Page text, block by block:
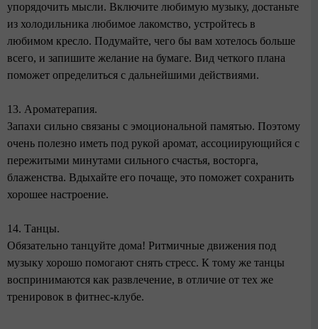
упорядочить мысли. Включите любимую музыку, достаньте
из холодильника любимое лакомство, устройтесь в
любимом кресло. Подумайте, чего бы вам хотелось больше
всего, и запишите желание на бумаге. Вид четкого плана
поможет определиться с дальнейшими действиями.
13. Ароматерапия.
Запахи сильно связаны с эмоциональной памятью. Поэтому
очень полезно иметь под рукой аромат, ассоциирующийся с
пережитыми минутами сильного счастья, восторга,
блаженства. Вдыхайте его почаще, это поможет сохранить
хорошее настроение.
14. Танцы.
Обязательно танцуйте дома! Ритмичные движения под
музыку хорошо помогают снять стресс. К тому же танцы
воспринимаются как развлечение, в отличие от тех же
тренировок в фитнес-клубе.